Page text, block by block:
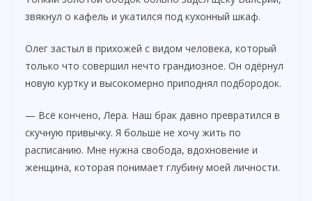
звякнул о кафель и укатился под кухонный шкаф.
Олег застыл в прихожей с видом человека, который
только что совершил нечто грандиозное. Он одёрнул
новую куртку и высокомерно приподнял подбородок.
— Всё кончено, Лера. Наш брак давно превратился в
скучную привычку. Я больше не хочу жить по
расписанию. Мне нужна свобода, вдохновение и
женщина, которая понимает глубину моей личности.